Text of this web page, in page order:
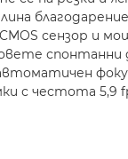
сензор и
спонтанни
с честота 5,9